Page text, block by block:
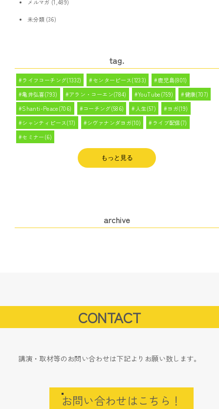
メルマガ (1,489)
未分類(36)
tag.
ライフコーチング(1332) センターピース(1233)
鹿児島(801)
亀井弘喜(793)
アラン・コーエン(784) YouTube(759)
健康(707)
Shanti-Peace(706)
コーチング(586) 人生(57)
ヨガ(19)
シャンティピース(17)
シヴァナンダヨガ(10)
ライブ配信(7)
セミナー(6)
もっと見る
archive
CONTACT
講演・取材等のお問い合わせは下記よりお願い致します。
お問い合わせはこちら！